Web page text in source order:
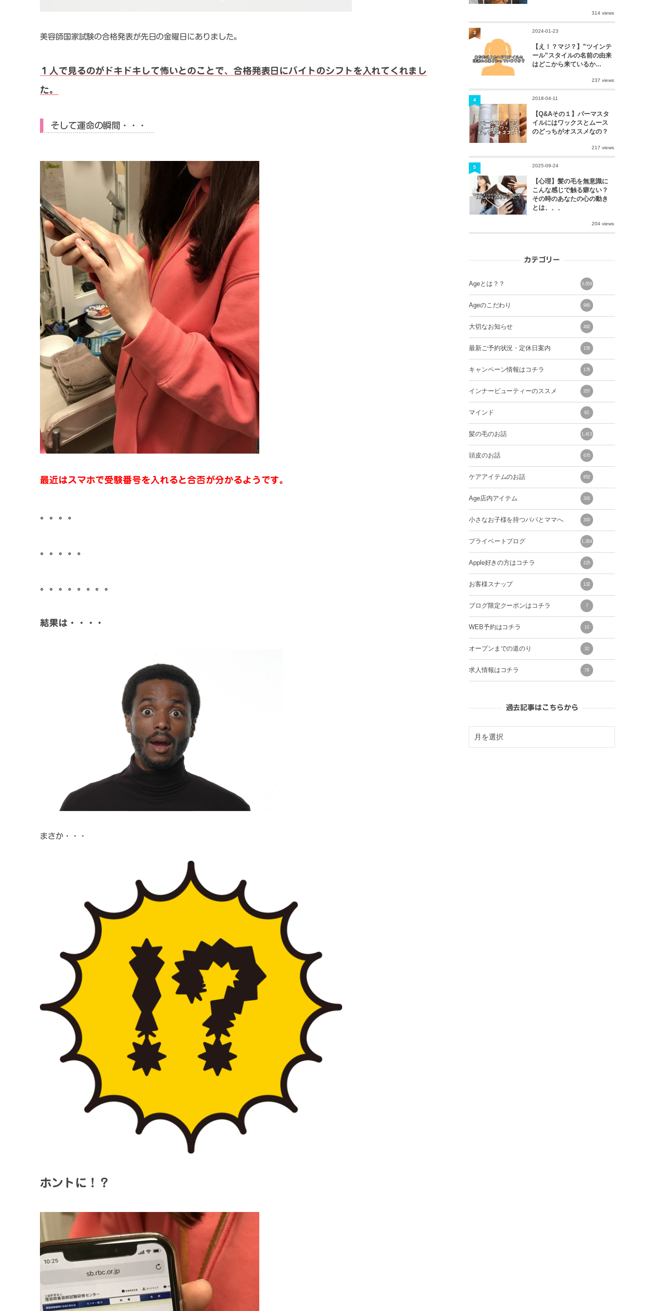
美容師国家試験の合格発表が先日の金曜日にありました。
１人で見るのがドキドキして怖いとのことで、合格発表日にバイトのシフトを入れてくれまし
た。
そして運命の瞬間・・・
最近はスマホで受験番号を入れると合否が分かるようです。
。。。。
。。。。。
。。。。。。。。
結果は・・・・
まさか・・・
ホントに！？
314 views
2024-01-23
【え！？マジ？】”ツインテ
ール”スタイルの名前の由来
はどこから来ているか...
237 views
3
2018-04-11
【Q&Aその１】パーマスタ
イルにはワックスとムース
のどっちがオススメなの？
217 views
4
2025-09-24
【心理】髪の毛を無意識に
こんな感じで触る癖ない？
その時のあなたの心の動き
とは、、、
204 views
5
カテゴリー
Ageとは？？ 3,059
Ageのこだわり 980
大切なお知らせ 482
最新ご予約状況・定休日案内 156
キャンペーン情報はコチラ 176
インナービューティーのススメ 357
マインド 82
髪の毛のお話 1,413
頭皮のお話 670
ケアアイテムのお話 852
Age店内アイテム 300
小さなお子様を持つパパとママへ 300
プライベートブログ 1,284
Apple好きの方はコチラ 225
お客様スナップ 132
ブログ限定クーポンはコチラ 7
WEB予約はコチラ 10
オープンまでの道のり 32
求人情報はコチラ 78
過去記事はこちらから